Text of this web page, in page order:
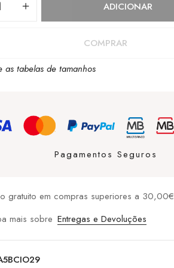
ADICIONAR
COMPRAR
as tabelas de tamanhos
Pagamentos Seguros
gratuito em compras superiores a 30,00€
mais sobre Entregas e Devoluções